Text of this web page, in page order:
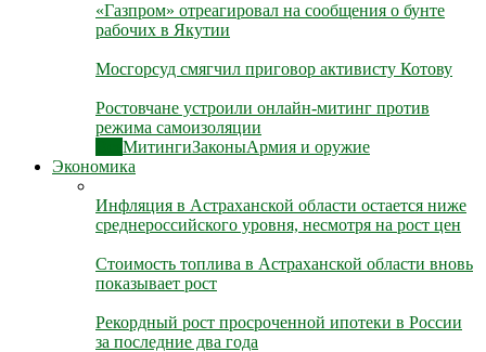
«Газпром» отреагировал на сообщения о бунте
рабочих в Якутии
Мосгорсуд смягчил приговор активисту Котову
Ростовчане устроили онлайн-митинг против
режима самоизоляции
МитингиЗаконыАрмия и оружие
Экономика
Инфляция в Астраханской области остается ниже
среднероссийского уровня, несмотря на рост цен
Стоимость топлива в Астраханской области вновь
показывает рост
Рекордный рост просроченной ипотеки в России
за последние два года